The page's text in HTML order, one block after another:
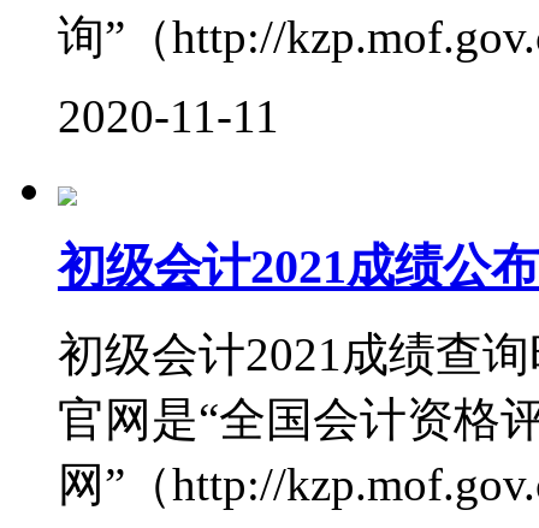
询”（http://
2020-11-11
初级会计2021成绩公
初级会计2021成绩查
官网是“全国会计资格
网”（http://